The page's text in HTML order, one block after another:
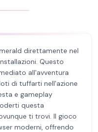
direttamente nel
Questo
all'avventura
di tuffarti nell'azione
e gameplay
questa
ti trovi. Il gioco
moderni, offrendo